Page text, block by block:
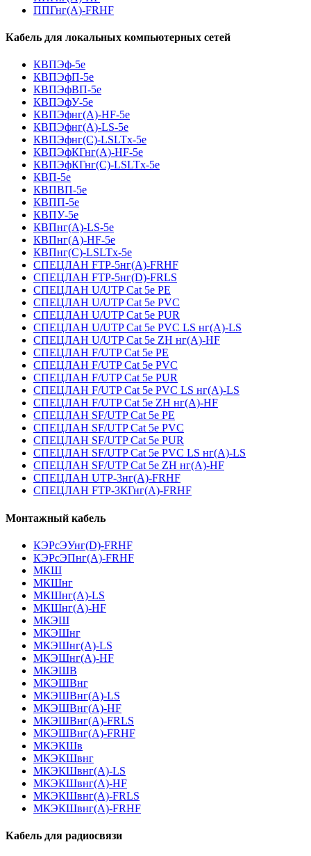
ППГнг(А)-FRHF
Кабель для локальных компьютерных сетей
КВПЭф-5е
КВПЭфП-5е
КВПЭфВП-5е
КВПЭфУ-5е
КВПЭфнг(А)-HF-5е
КВПЭфнг(А)-LS-5е
КВПЭфнг(С)-LSLTx-5е
КВПЭфКГнг(А)-HF-5е
КВПЭфКГнг(С)-LSLTx-5е
КВП-5е
КВПВП-5е
КВПП-5е
КВПУ-5е
КВПнг(А)-LS-5е
КВПнг(А)-HF-5е
КВПнг(С)-LSLTx-5е
СПЕЦЛАН FTP-5нг(А)-FRHF
СПЕЦЛАН FTP-5нг(D)-FRLS
СПЕЦЛАН U/UTP Cat 5e PE
СПЕЦЛАН U/UTP Cat 5e PVC
СПЕЦЛАН U/UTP Cat 5e PUR
СПЕЦЛАН U/UTP Cat 5e PVC LS нг(А)-LS
СПЕЦЛАН U/UTP Cat 5e ZH нг(А)-HF
СПЕЦЛАН F/UTP Cat 5e PE
СПЕЦЛАН F/UTP Cat 5e PVC
СПЕЦЛАН F/UTP Cat 5e PUR
СПЕЦЛАН F/UTP Cat 5e PVC LS нг(А)-LS
СПЕЦЛАН F/UTP Cat 5e ZH нг(А)-HF
СПЕЦЛАН SF/UTP Cat 5e PE
СПЕЦЛАН SF/UTP Cat 5e PVC
СПЕЦЛАН SF/UTP Cat 5e PUR
СПЕЦЛАН SF/UTP Cat 5e PVC LS нг(А)-LS
СПЕЦЛАН SF/UTP Cat 5e ZH нг(А)-HF
СПЕЦЛАН UTP-3нг(А)-FRHF
СПЕЦЛАН FTP-3КГнг(А)-FRHF
Монтажный кабель
КЭРсЭУнг(D)-FRHF
КЭРсЭПнг(А)-FRHF
МКШ
МКШнг
МКШнг(А)-LS
МКШнг(А)-HF
МКЭШ
МКЭШнг
МКЭШнг(А)-LS
МКЭШнг(А)-HF
МКЭШВ
МКЭШВнг
МКЭШВнг(А)-LS
МКЭШВнг(А)-HF
МКЭШВнг(А)-FRLS
МКЭШВнг(А)-FRHF
МКЭКШв
МКЭКШвнг
МКЭКШвнг(А)-LS
МКЭКШвнг(A)-HF
МКЭКШвнг(А)-FRLS
МКЭКШвнг(A)-FRHF
Кабель для радиосвязи